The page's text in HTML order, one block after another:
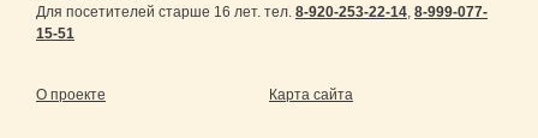
Для посетителей старше 16 лет. тел. 8-920-253-22-14 8-999-077-
15-51
О проекте Карта сайта